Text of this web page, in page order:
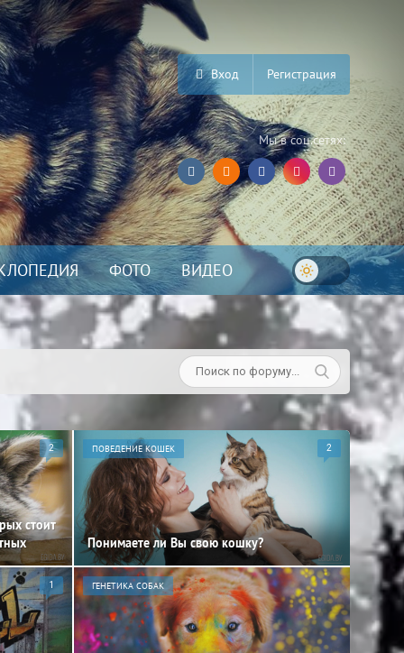
Вход Регистрация
Мы в соц.сетях:
ФОТО ВИДЕО
2
стоит
ПОВЕДЕНИЕ КОШЕК 2
Понимаете ли Вы свою кошку?
1 ГЕНЕТИКА СОБАК